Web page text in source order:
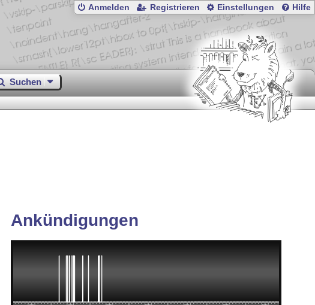
Anmelden Registrieren Einstellungen Hilfe
Suchen
Ankündigungen